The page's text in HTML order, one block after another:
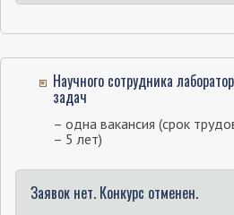
Научного сотрудника
задач
– одна вакансия (срок
– 5 лет)
Заявок нет. Конкурс отменен.